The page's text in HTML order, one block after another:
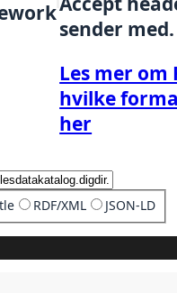
sender med.
Les mer om
hvilke
her
RDF/XML JSON-LD